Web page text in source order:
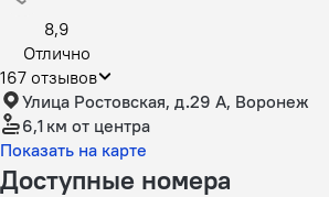
8,9
Отлично
167 отзывов
Улица Ростовская, д.29 А, Воронеж
6,1 км от центра
Показать на карте
Доступные номера